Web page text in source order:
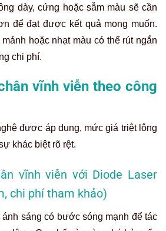
dày, cứng hoặc sẫm màu sẽ cần
để đạt được kết quả mong muốn.
hoặc nhạt màu có thể rút ngắn
chi phí.
vĩnh viễn theo công
được áp dụng, mức giá triệt lông
khác biệt rõ rệt.
vĩnh viễn với Diode Laser
chi phí tham khảo)
sáng có bước sóng mạnh để tác